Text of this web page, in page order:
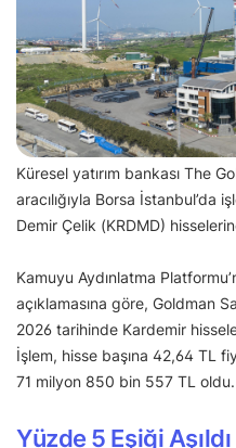
Küresel yatırım bankası The
aracılığıyla Borsa İstanbul’da
Demir Çelik (KRDMD)
Kamuyu Aydınlatma
açıklamasına göre, Goldman
2026 tarihinde Kardemir
İşlem, hisse başına 42,64 TL
71 milyon 850 bin 557 TL oldu.
Yüzde 5 Eşiği Aşıldı